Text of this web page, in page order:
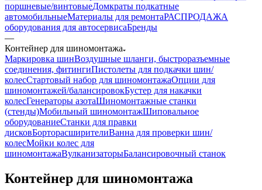
поршневые/винтовыеДомкраты подкатные
автомобильныеМатериалы для ремонтаРАСПРОДАЖА
оборудования для автосервисаБренды
—
Контейнер для шиномонтажа
Маркировка шинВоздушные шланги, быстроразъемные
соединения, фитингиПистолеты для подкачки шин/
колесСтартовый набор для шиномонтажаОпции для
шиномонтажей/балансировокБустер для накачки
колесГенераторы азотаШиномонтажные станки
(стенды)Мобильный шиномонтажШиповальное
оборудованиеСтанки для правки
дисковБорторасширителиВанна для проверки шин/
колесМойки колес для
шиномонтажаВулканизаторыБалансировочный станок
Контейнер для шиномонтажа